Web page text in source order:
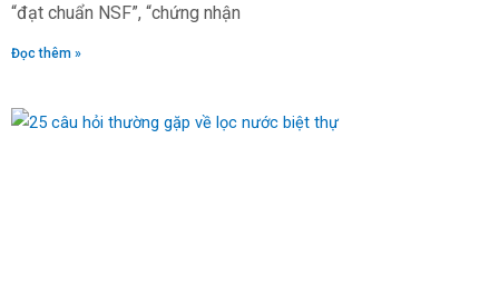
“đạt chuẩn NSF”, “chứng nhận
Đọc thêm »